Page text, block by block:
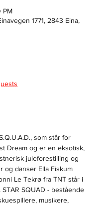
PM
1771, 2843 Eina,
som står for
Dream og er en eksotisk,
juleforestilling og
og danser Ella Fiskum
Le Tekrø fra TNT står i
SQUAD - bestående
musikere,